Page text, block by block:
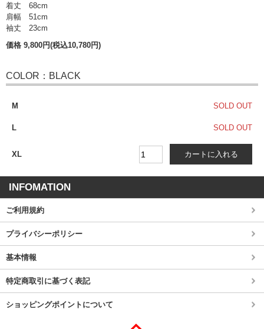
着丈 68cm
肩幅 51cm
袖丈 23cm
価格 9,800円(税込10,780円)
COLOR：BLACK
M SOLD OUT
L SOLD OUT
XL
INFOMATION
ご利用規約
プライバシーポリシー
基本情報
特定商取引に基づく表記
ショッピングポイントについて